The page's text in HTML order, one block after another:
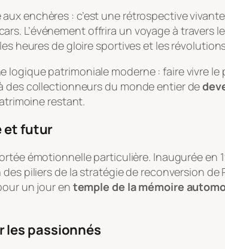
enchères : c’est une rétrospective
L’événement offrira un voyage à
heures de gloire sportives et les
logique patrimoniale moderne : faire vivre
des collectionneurs du monde entier de
restant.
et futur
émotionnelle particulière. Inaugurée en
des piliers de la stratégie de reconversion
un jour en temple de la mémoire
les passionnés